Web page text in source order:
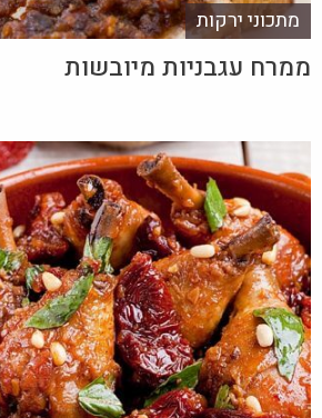
מתכוני ירקות
ממרח עגבניות מיובשות